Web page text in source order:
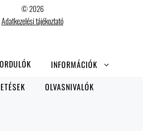
© 2026
Adatkezelési tájékoztató
INFORMÁCIÓK
OLVASNIVALÓK